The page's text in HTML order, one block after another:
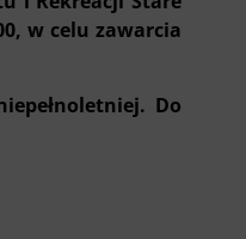
w celu zawarcia
Do